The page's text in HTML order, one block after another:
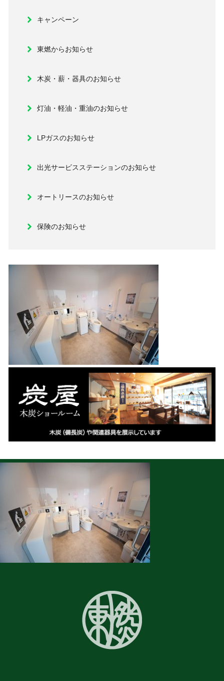
キャンペーン
東燃からお知らせ
木炭・薪・器具のお知らせ
灯油・軽油・重油のお知らせ
LPガスのお知らせ
出光サービスステーションのお知らせ
オートリースのお知らせ
保険のお知らせ